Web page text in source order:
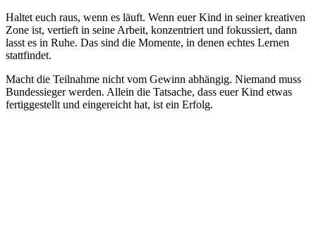
Haltet euch raus, wenn es läuft. Wenn euer Kind in seiner kreativen
Zone ist, vertieft in seine Arbeit, konzentriert und fokussiert, dann
lasst es in Ruhe. Das sind die Momente, in denen echtes Lernen
stattfindet.
Macht die Teilnahme nicht vom Gewinn abhängig. Niemand muss
Bundessieger werden. Allein die Tatsache, dass euer Kind etwas
fertiggestellt und eingereicht hat, ist ein Erfolg.